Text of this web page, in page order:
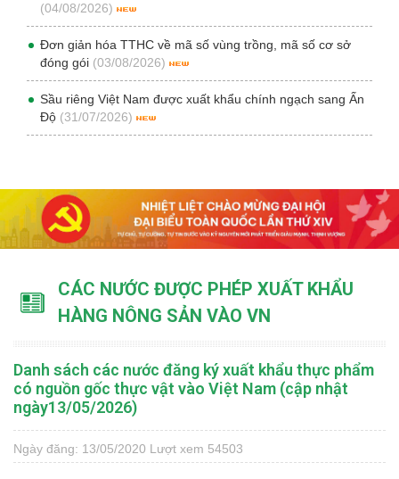
(04/08/2026)
Đơn giản hóa TTHC về mã số vùng trồng, mã số cơ sở
đóng gói (03/08/2026)
Sầu riêng Việt Nam được xuất khẩu chính ngạch sang Ấn
Độ (31/07/2026)
CÁC NƯỚC ĐƯỢC PHÉP XUẤT KHẨU
HÀNG NÔNG SẢN VÀO VN
Danh sách các nước đăng ký xuất khẩu thực phẩm
có nguồn gốc thực vật vào Việt Nam (cập nhật
ngày13/05/2026)
Ngày đăng: 13/05/2020 Lượt xem 54503